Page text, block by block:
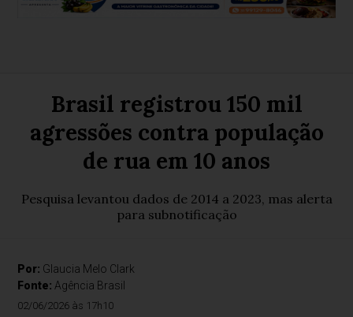
Brasil registrou 150 mil
agressões contra população
de rua em 10 anos
Pesquisa levantou dados de 2014 a 2023, mas alerta
para subnotificação
Por: Glaucia Melo Clark
Fonte: Agência Brasil
02/06/2026 às 17h10